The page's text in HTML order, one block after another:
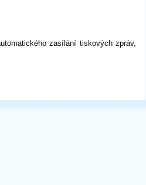
zasílání tiskových zpráv,